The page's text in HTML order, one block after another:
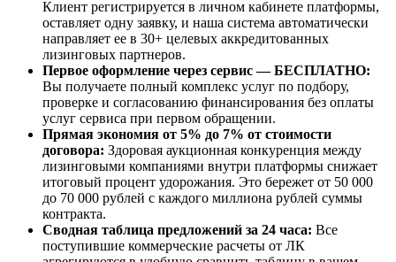
Клиент регистрируется в личном кабинете платформы,
оставляет одну заявку, и наша система автоматически
направляет ее в 30+ целевых аккредитованных
лизинговых партнеров.
Первое оформление через сервис — БЕСПЛАТНО:
Вы получаете полный комплекс услуг по подбору,
проверке и согласованию финансирования без оплаты
услуг сервиса при первом обращении.
Прямая экономия от 5% до 7% от стоимости
договора: Здоровая аукционная конкуренция между
лизинговыми компаниями внутри платформы снижает
итоговый процент удорожания. Это бережет от 50 000
до 70 000 рублей с каждого миллиона рублей суммы
контракта.
Сводная таблица предложений за 24 часа: Все
поступившие коммерческие расчеты от ЛК